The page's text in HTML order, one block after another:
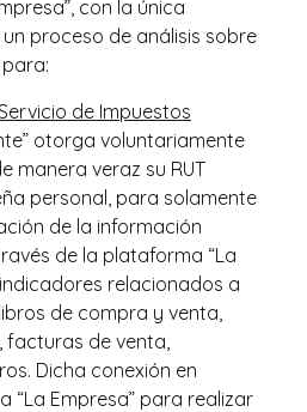
con la única
proceso de análisis sobre
de Impuestos
otorga voluntariamente
manera veraz su RUT
personal, para solamente
de la información
de la plataforma “La
relacionados a
de compra y venta,
de venta,
Dicha conexión en
“La Empresa” para realizar